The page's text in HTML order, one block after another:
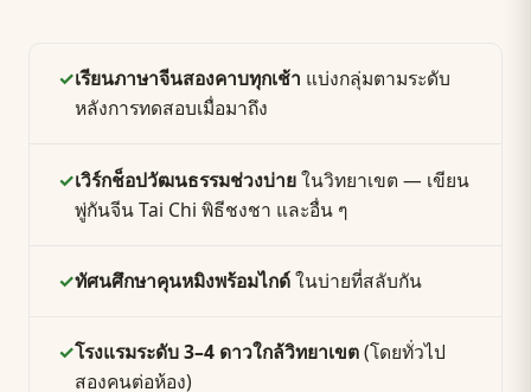
✓เรียนภาษาจีนสองคาบทุกเช้า แบ่งกลุ่มตามระดับ
หลังการทดสอบเมื่อมาถึง
✓เวิร์กช็อปวัฒนธรรมช่วงบ่ายในวิทยาเขต — เขียน
พู่กันจีน Tai Chi พิธีชงชา และอื่น ๆ
✓ทัศนศึกษาคุนหมิงพร้อมไกด์ในบ่ายที่สลับกัน
✓โรงแรมระดับ 3–4 ดาวใกล้วิทยาเขต(โดยทั่วไป
สองคนต่อห้อง)